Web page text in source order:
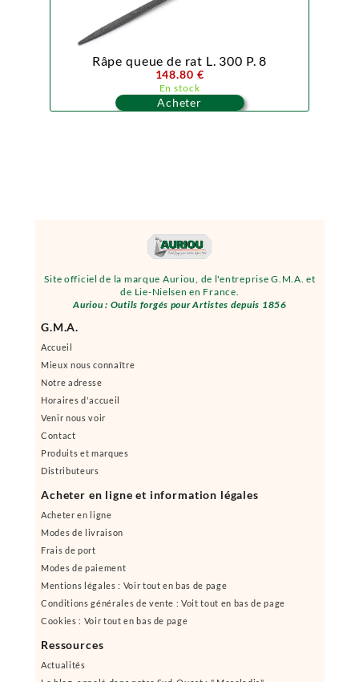
Site officiel de la marque Auriou, de l'entreprise G.M.A. et
de Lie-Nielsen en France.
Auriou : Outils forgés pour Artistes depuis 1856
G.M.A.
Accueil
Mieux nous connaître
Notre adresse
Horaires d'accueil
Venir nous voir
Contact
Produits et marques
Distributeurs
Acheter en ligne et information légales
Acheter en ligne
Modes de livraison
Frais de port
Modes de paiement
Mentions légales : Voir tout en bas de page
Conditions générales de vente : Voit tout en bas de page
Cookies : Voir tout en bas de page
Ressources
Actualités
Râpe queue de rat L. 300 P. 8
148.80 €
En stock
Acheter